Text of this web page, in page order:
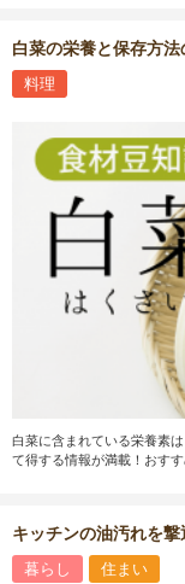
白菜の栄養と保存方法
料理
白菜に含まれている栄養素
て得する情報が満載！おす
キッチンの油汚れを
暮らし 住まい